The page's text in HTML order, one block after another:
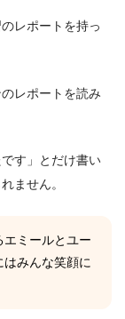
レポートを持っ
レポートを読み
す」とだけ書い
ません。
エミールとユー
みんな笑顔に